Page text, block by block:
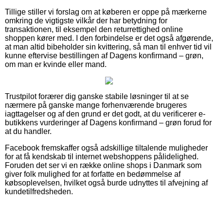
Tillige stiller vi forslag om at køberen er oppe på mærkerne
omkring de vigtigste vilkår der har betydning for
transaktionen, til eksempel den returrettighed online
shoppen kører med. I den forbindelse er det også afgørende,
at man altid bibeholder sin kvittering, så man til enhver tid vil
kunne eftervise bestillingen af Dagens konfirmand – grøn,
om man er kvinde eller mand.
Trustpilot forærer dig ganske stabile løsninger til at se
nærmere på ganske mange forhenværende brugeres
iagttagelser og af den grund er det godt, at du verificerer e-
butikkens vurderinger af Dagens konfirmand – grøn forud for
at du handler.
Facebook fremskaffer også adskillige tiltalende muligheder
for at få kendskab til internet webshoppens pålidelighed.
Foruden det ser vi en række online shops i Danmark som
giver folk mulighed for at forfatte en bedømmelse af
købsoplevelsen, hvilket også burde udnyttes til afvejning af
kundetilfredsheden.